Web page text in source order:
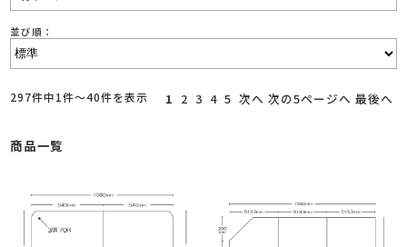
並び順：
297件中1件～40件を表示 1 2 3 4 5 次へ 次の5ページへ 最後へ
商品一覧